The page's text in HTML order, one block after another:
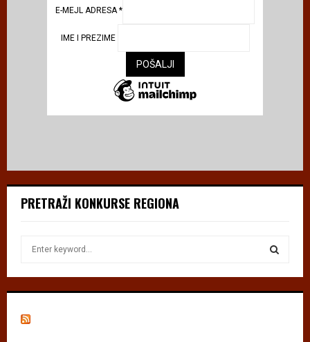
E-MEJL ADRESA *
IME I PREZIME
PRETRAŽI KONKURSE REGIONA
h
S